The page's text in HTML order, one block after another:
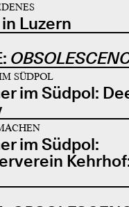
Luzern
SÜDPOL
im Südpol:
im Südpol: